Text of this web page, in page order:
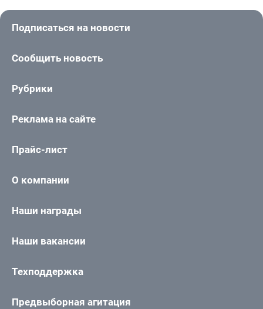
Подписаться на новости
Сообщить новость
Рубрики
Реклама на сайте
Прайс-лист
О компании
Наши награды
Наши вакансии
Техподдержка
Предвыборная агитация